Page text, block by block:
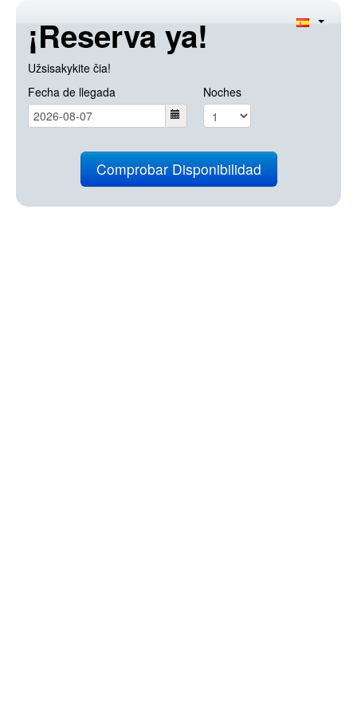
¡Reserva ya!
Užsisakykite čia!
Fecha de llegada
Noches
Comprobar Disponibilidad